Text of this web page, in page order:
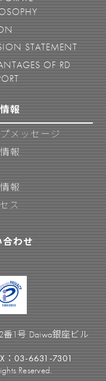
STATEMENT
OF RD
報
メッセージ
報
報
ス
合わせ
1号 Daiwa銀座ビル
：03-6631-7301
Reserved.